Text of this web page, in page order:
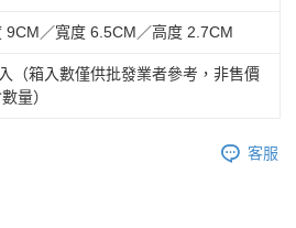
9CM／寬度 6.5CM／高度 2.7CM
（箱入數僅供批發業者參考，非售價
量）
客服